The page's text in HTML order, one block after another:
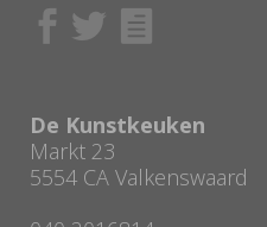
De Kunstkeuken
Markt 23
5554 CA Valkenswaard